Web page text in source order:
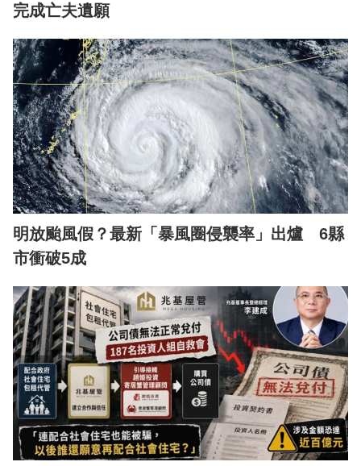
完成亡夫遺願
明放颱風假？最新「暴風圈侵襲率」出爐 6縣
市衝破5成